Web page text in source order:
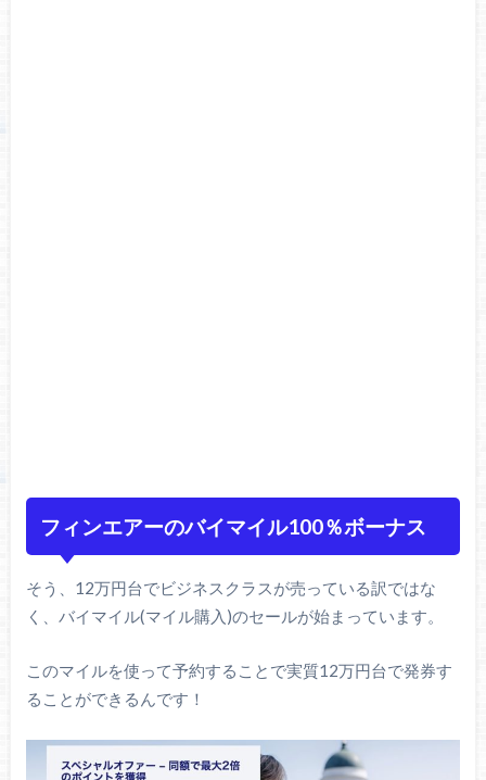
フィンエアーのバイマイル100％ボーナス
そう、12万円台でビジネスクラスが売っている訳ではな
く、バイマイル(マイル購入)のセールが始まっています。
このマイルを使って予約することで実質12万円台で発券す
ることができるんです！